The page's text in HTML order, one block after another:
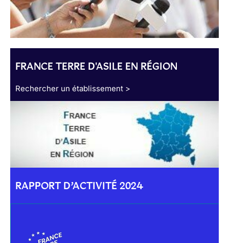
FRANCE TERRE D'ASILE EN RÉGION
Rechercher un établissement >
RAPPORT D’ACTIVITÉ 2024